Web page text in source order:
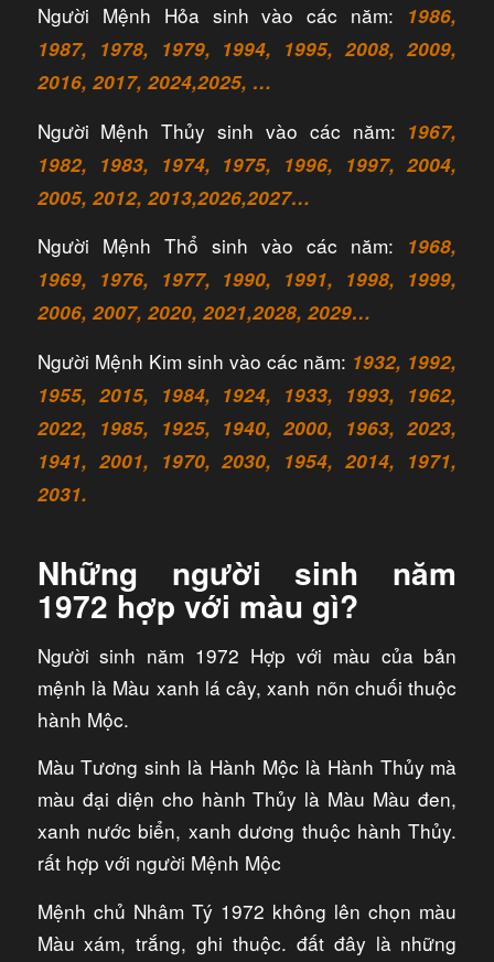
Người Mệnh Hỏa sinh vào các năm: 1986,
1987, 1978, 1979, 1994, 1995, 2008, 2009,
2016, 2017, 2024,2025, …
Người Mệnh Thủy sinh vào các năm: 1967,
1982, 1983, 1974, 1975, 1996, 1997, 2004,
2005, 2012, 2013,2026,2027…
Người Mệnh Thổ sinh vào các năm: 1968,
1969, 1976, 1977, 1990, 1991, 1998, 1999,
2006, 2007, 2020, 2021,2028, 2029…
Người Mệnh Kim sinh vào các năm: 1932, 1992,
1955, 2015, 1984, 1924, 1933, 1993, 1962,
2022, 1985, 1925, 1940, 2000, 1963, 2023,
1941, 2001, 1970, 2030, 1954, 2014, 1971,
2031.
Những người sinh năm
1972 hợp với màu gì?
Người sinh năm 1972 Hợp với màu của bản
mệnh là Màu xanh lá cây, xanh nõn chuối thuộc
hành Mộc.
Màu Tương sinh là Hành Mộc là Hành Thủy mà
màu đại diện cho hành Thủy là Màu Màu đen,
xanh nước biển, xanh dương thuộc hành Thủy.
rất hợp với người Mệnh Mộc
Mệnh chủ Nhâm Tý 1972 không lên chọn màu
Màu xám, trắng, ghi thuộc. đất đây là những